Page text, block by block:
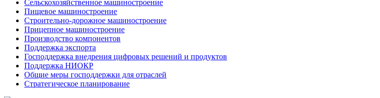
Сельскохозяйственное машиностроение
Пищевое машиностроение
Строительно-дорожное машиностроение
Прицепное машиностроение
Производство компонентов
Поддержка экспорта
Господдержка внедрения цифровых решений и продуктов
Поддержка НИОКР
Общие меры господдержки для отраслей
Стратегическое планирование